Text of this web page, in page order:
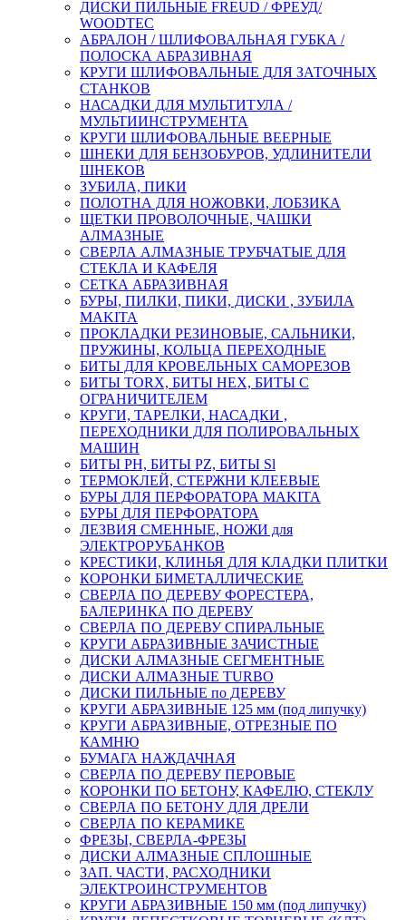
ДИСКИ ПИЛЬНЫЕ FREUD / ФРЕУД/
WOODTEC
АБРАЛОН / ШЛИФОВАЛЬНАЯ ГУБКА /
ПОЛОСКА АБРАЗИВНАЯ
КРУГИ ШЛИФОВАЛЬНЫЕ ДЛЯ ЗАТОЧНЫХ
СТАНКОВ
НАСАДКИ ДЛЯ МУЛЬТИТУЛА /
МУЛЬТИИНСТРУМЕНТА
КРУГИ ШЛИФОВАЛЬНЫЕ ВЕЕРНЫЕ
ШНЕКИ ДЛЯ БЕНЗОБУРОВ, УДЛИНИТЕЛИ
ШНЕКОВ
ЗУБИЛА, ПИКИ
ПОЛОТНА ДЛЯ НОЖОВКИ, ЛОБЗИКА
ЩЕТКИ ПРОВОЛОЧНЫЕ, ЧАШКИ
АЛМАЗНЫЕ
СВЕРЛА АЛМАЗНЫЕ ТРУБЧАТЫЕ ДЛЯ
СТЕКЛА И КАФЕЛЯ
СЕТКА АБРАЗИВНАЯ
БУРЫ, ПИЛКИ, ПИКИ, ДИСКИ , ЗУБИЛА
MAKITA
ПРОКЛАДКИ РЕЗИНОВЫЕ, САЛЬНИКИ,
ПРУЖИНЫ, КОЛЬЦА ПЕРЕХОДНЫЕ
БИТЫ ДЛЯ КРОВЕЛЬНЫХ САМОРЕЗОВ
БИТЫ TORX, БИТЫ НЕХ, БИТЫ С
ОГРАНИЧИТЕЛЕМ
КРУГИ, ТАРЕЛКИ, НАСАДКИ ,
ПЕРЕХОДНИКИ ДЛЯ ПОЛИРОВАЛЬНЫХ
МАШИН
БИТЫ PH, БИТЫ PZ, БИТЫ Sl
ТЕРМОКЛЕЙ, СТЕРЖНИ КЛЕЕВЫЕ
БУРЫ ДЛЯ ПЕРФОРАТОРА MAKITA
БУРЫ ДЛЯ ПЕРФОРАТОРА
ЛЕЗВИЯ СМЕННЫЕ, НОЖИ для
ЭЛЕКТРОРУБАНКОВ
КРЕСТИКИ, КЛИНЬЯ ДЛЯ КЛАДКИ ПЛИТКИ
КОРОНКИ БИМЕТАЛЛИЧЕСКИЕ
СВЕРЛА ПО ДЕРЕВУ ФОРЕСТЕРА,
БАЛЕРИНКА ПО ДЕРЕВУ
СВЕРЛА ПО ДЕРЕВУ СПИРАЛЬНЫЕ
КРУГИ АБРАЗИВНЫЕ ЗАЧИСТНЫЕ
ДИСКИ АЛМАЗНЫЕ СЕГМЕНТНЫЕ
ДИСКИ АЛМАЗНЫЕ TURBO
ДИСКИ ПИЛЬНЫЕ по ДЕРЕВУ
КРУГИ АБРАЗИВНЫЕ 125 мм (под липучку)
КРУГИ АБРАЗИВНЫЕ, ОТРЕЗНЫЕ ПО
КАМНЮ
БУМАГА НАЖДАЧНАЯ
СВЕРЛА ПО ДЕРЕВУ ПЕРОВЫЕ
КОРОНКИ ПО БЕТОНУ, КАФЕЛЮ, СТЕКЛУ
СВЕРЛА ПО БЕТОНУ ДЛЯ ДРЕЛИ
СВЕРЛА ПО КЕРАМИКЕ
ФРЕЗЫ, СВЕРЛА-ФРЕЗЫ
ДИСКИ АЛМАЗНЫЕ СПЛОШНЫЕ
ЗАП. ЧАСТИ, РАСХОДНИКИ
ЭЛЕКТРОИНСТРУМЕНТОВ
КРУГИ АБРАЗИВНЫЕ 150 мм (под липучку)